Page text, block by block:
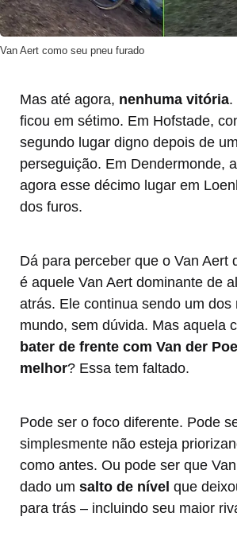
Van Aert como seu pneu furado
Mas até agora, nenhuma vitória.
ficou em sétimo. Em Hofstade,
segundo lugar digno depois de
perseguição. Em Dendermonde,
agora esse décimo lugar em
dos furos.
Dá para perceber que o Van Aert
é aquele Van Aert dominante de
atrás. Ele continua sendo um dos
mundo, sem dúvida. Mas aquela
bater de frente com Van der
melhor? Essa tem faltado.
Pode ser o foco diferente. Pode
simplesmente não esteja
como antes. Ou pode ser que
dado um salto de nível que
para trás – incluindo seu maior